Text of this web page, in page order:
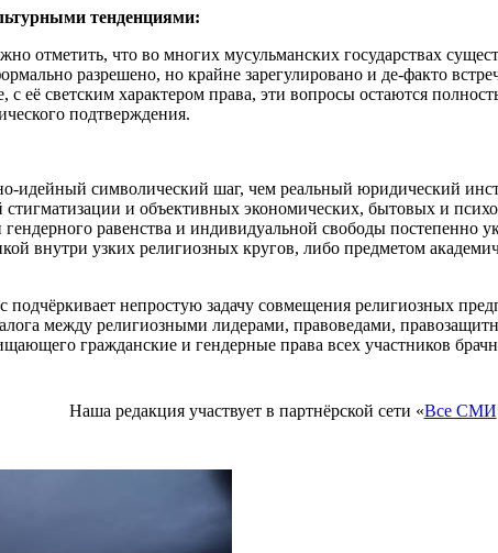
тенденциями:
отметить, что во многих мусульманских государствах
разрешено, но крайне зарегулировано и де-факто
её светским характером права, эти вопросы остаются
подтверждения.
идейный символический шаг, чем реальный юридический
стигматизации и объективных экономических, бытовых и
равенства и индивидуальной свободы постепенно
внутри узких религиозных кругов, либо предметом
непростую задачу совмещения религиозных
между религиозными лидерами, правоведами,
гражданские и гендерные права всех участников
Наша редакция участвует в партнёрской сети «Все СМИ